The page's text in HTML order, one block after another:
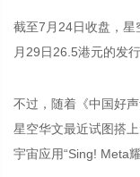
截至7月24日收盘，
月29日26.5港元的发
不过，随着《中国好
星空华文最近试图搭
宇宙应用“Sing! Meta耀